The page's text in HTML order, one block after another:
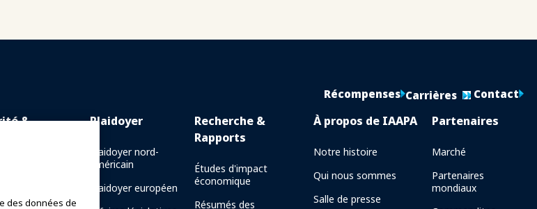
Récompenses Carrières Contact
&
Plaidoyer
Plaidoyer nord-
américain
Plaidoyer européen
Recherche &
Rapports
Études d'impact
économique
Résumés des
À propos de IAAPA
Notre histoire
Qui nous sommes
Salle de presse
Partenaires
Marché
Partenaires
mondiaux
des données de